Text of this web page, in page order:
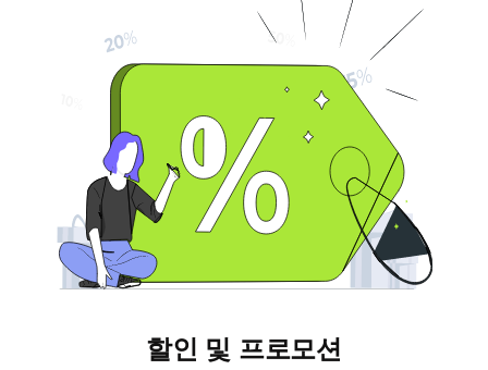
할인 및 프로모션